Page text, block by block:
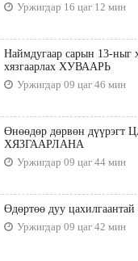
Уржигдар 16 цаг 12 мин
Наймдугаар сарын 13-ныг
хязгаарлах ХУВААРЬ
Уржигдар 09 цаг 46 мин
Өнөөдөр дөрвөн
ХЯЗГААРЛАНА
Уржигдар 09 цаг 44 мин
Өдөртөө дуу цахилгаантай
Уржигдар 09 цаг 42 мин